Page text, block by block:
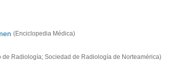
(Enciclopedia Médica)
de Radiología; Sociedad de Radiología de Norteamérica)